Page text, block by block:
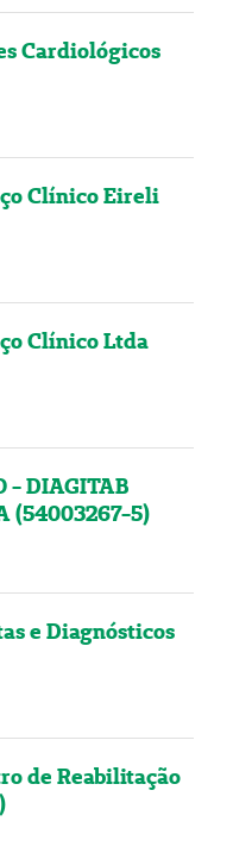
Cardiológicos
Clínico Eireli
Clínico Ltda
- DIAGITAB
(54003267-5)
e Diagnósticos
de Reabilitação